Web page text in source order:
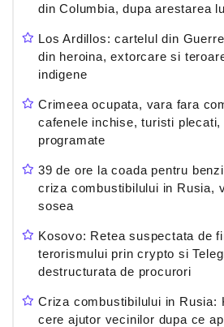
din Columbia, dupa arestarea
Los Ardillos: cartelul din
din heroina, extorcare si
indigene
Crimeea ocupata, vara fara
cafenele inchise, turisti plecati,
programate
39 de ore la coada pentru
criza combustibilului in Rusia,
sosea
Kosovo: Retea suspectata de
terorismului prin crypto si
destructurata de procurori
Criza combustibilului in Rusia:
cere ajutor vecinilor dupa ce